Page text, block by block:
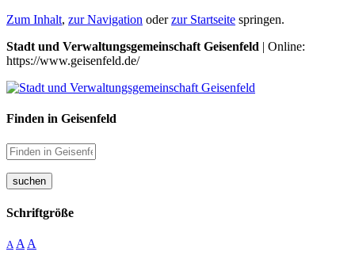
Zum Inhalt, zur Navigation oderzur Startseite springen.
Stadt und Verwaltungsgemeinschaft Geisenfeld | Online:
https://www.geisenfeld.de/
Finden in Geisenfeld
suchen
Schriftgröße
A A A